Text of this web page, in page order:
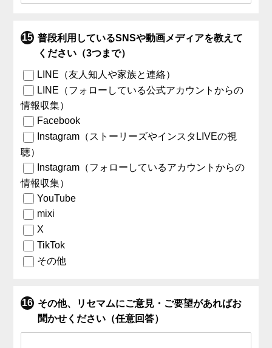
普段利用しているSNSや動画メディアを教えて
ください（3つまで）
LINE（友人知人や家族と連絡）
LINE（フォローしている公式アカウントからの
情報収集）
Facebook
Instagram（ストーリーズやインスタLIVEの視
聴）
Instagram（フォローしているアカウントからの
情報収集）
YouTube
mixi
X
TikTok
その他
その他、リセマムにご意見・ご要望があればお
聞かせください（任意回答）